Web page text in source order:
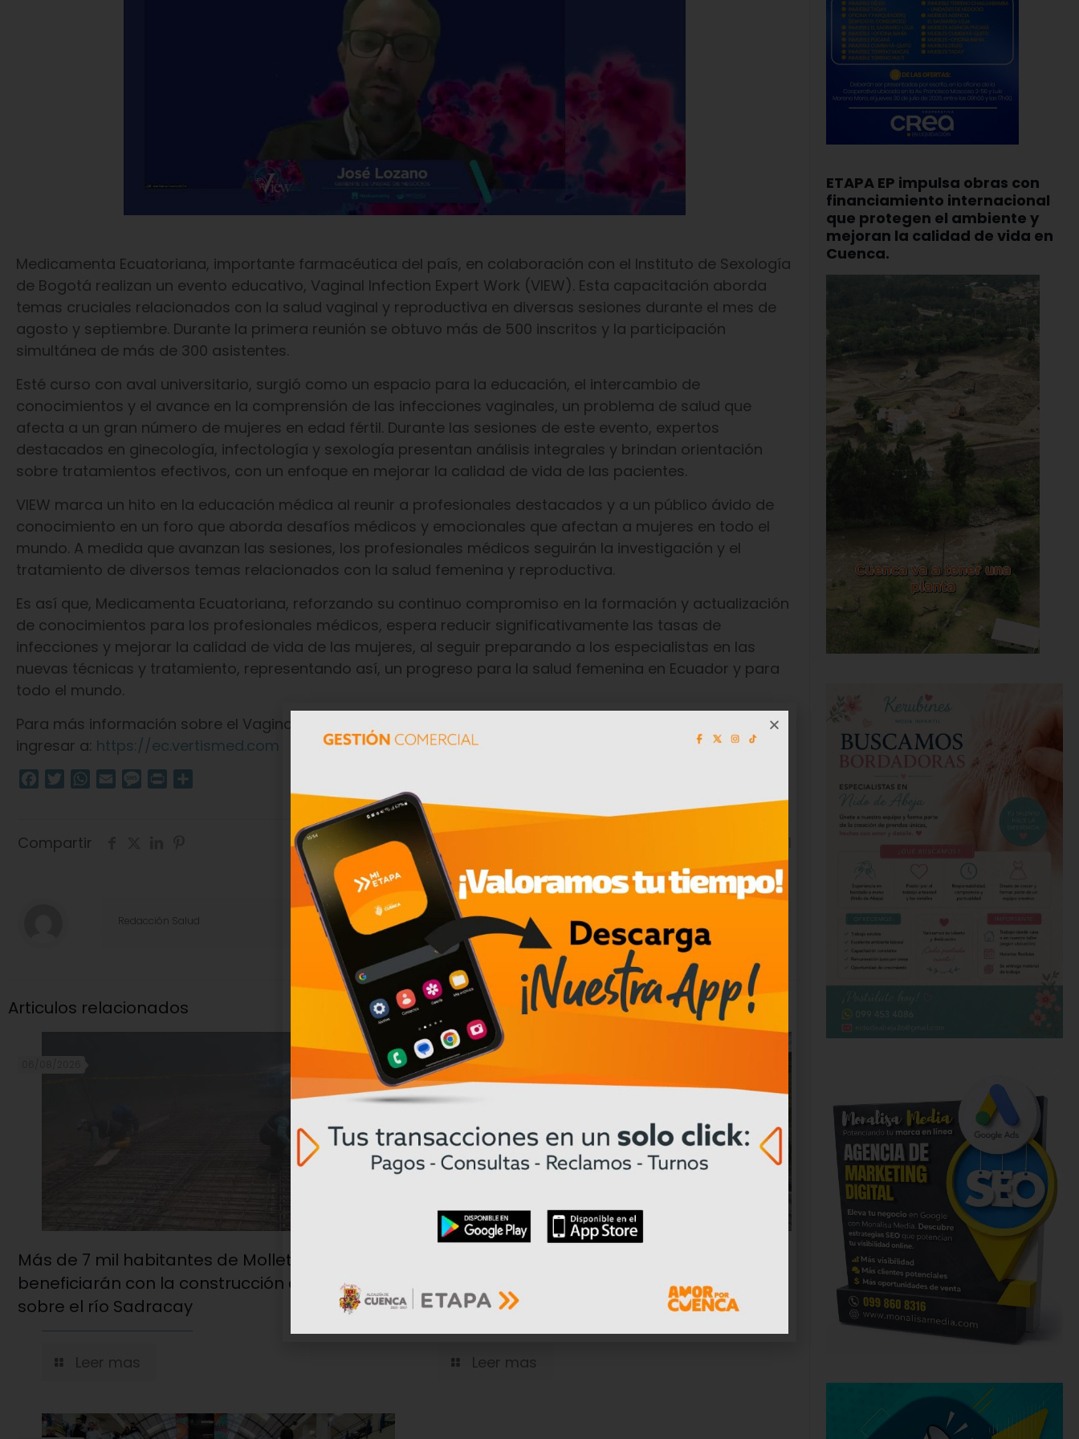
Medicamenta Ecuatoriana, importante farmacéutica del país, en colaboración con el Instituto de Sexología
de Bogotá realizan un evento educativo, Vaginal Infection Expert Work (VIEW). Esta capacitación aborda
temas cruciales relacionados con la salud vaginal y reproductiva en diversas sesiones durante el mes de
agosto y septiembre. Durante la primera reunión se obtuvo más de 500 inscritos y la participación
simultánea de más de 300 asistentes.
Esté curso con aval universitario, surgió como un espacio para la educación, el intercambio de
conocimientos y el avance en la comprensión de las infecciones vaginales, un problema de salud que
afecta a un gran número de mujeres en edad fértil. Durante las sesiones de este evento, expertos
destacados en ginecología, infectología y sexología presentan análisis integrales y brindan orientación
sobre tratamientos efectivos, con un enfoque en mejorar la calidad de vida de las pacientes.
VIEW marca un hito en la educación médica al reunir a profesionales destacados y a un público ávido de
conocimiento en un foro que aborda desafíos médicos y emocionales que afectan a mujeres en todo el
mundo. A medida que avanzan las sesiones, los profesionales médicos seguirán la investigación y el
tratamiento de diversos temas relacionados con la salud femenina y reproductiva.
Es así que, Medicamenta Ecuatoriana, reforzando su continuo compromiso en la formación y actualización
de conocimientos para los profesionales médicos, espera reducir significativamente las tasas de
infecciones y mejorar la calidad de vida de las mujeres, al seguir preparando a los especialistas en las
nuevas técnicas y tratamiento, representando así, un progreso para la salud femenina en Ecuador y para
todo el mundo.
Para más información sobre el Vaginal Infection Expert Work (VIEW) y futuros eventos relacionados,
ingresar a: https://ec.vertismed.com
Facebook
TwitterWhatsApp
Email Message
Print
Compartir
Redacción Salud
Articulos relacionados
Más de 7 mil habitantes de Molleturo se
beneficiarán con la construcción del puente
sobre el río Sadracay
Leer mas
04/08/2026
Cuenca – Girón – Pasaje para colocar nueva
carpeta asfáltica
Leer mas
ETAPA EP impulsa obras con
financiamiento internacional
que protegen el ambiente y
mejoran la calidad de vida en
Cuenca.